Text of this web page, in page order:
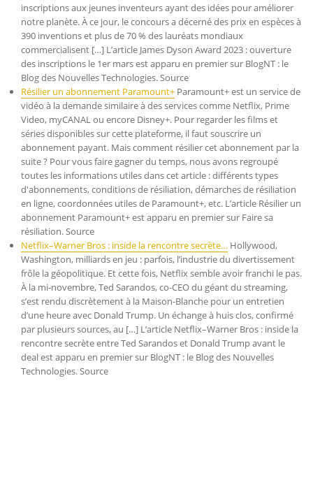
inscriptions aux jeunes inventeurs ayant des idées pour améliorer
notre planète. À ce jour, le concours a décerné des prix en espèces à
390 inventions et plus de 70 % des lauréats mondiaux
commercialisent […] L’article James Dyson Award 2023 : ouverture
des inscriptions le 1er mars est apparu en premier sur BlogNT : le
Blog des Nouvelles Technologies. Source
Résilier un abonnement Paramount+ Paramount+ est un service de
vidéo à la demande similaire à des services comme Netflix, Prime
Video, myCANAL ou encore Disney+. Pour regarder les films et
séries disponibles sur cette plateforme, il faut souscrire un
abonnement payant. Mais comment résilier cet abonnement par la
suite ? Pour vous faire gagner du temps, nous avons regroupé
toutes les informations utiles dans cet article : différents types
d'abonnements, conditions de résiliation, démarches de résiliation
en ligne, coordonnées utiles de Paramount+, etc. L’article Résilier un
abonnement Paramount+ est apparu en premier sur Faire sa
résiliation. Source
Netflix–Warner Bros : inside la rencontre secrète… Hollywood,
Washington, milliards en jeu : parfois, l’industrie du divertissement
frôle la géopolitique. Et cette fois, Netflix semble avoir franchi le pas.
À la mi-novembre, Ted Sarandos, co-CEO du géant du streaming,
s’est rendu discrètement à la Maison-Blanche pour un entretien
d’une heure avec Donald Trump. Un échange à huis clos, confirmé
par plusieurs sources, au […] L’article Netflix–Warner Bros : inside la
rencontre secrète entre Ted Sarandos et Donald Trump avant le
deal est apparu en premier sur BlogNT : le Blog des Nouvelles
Technologies. Source